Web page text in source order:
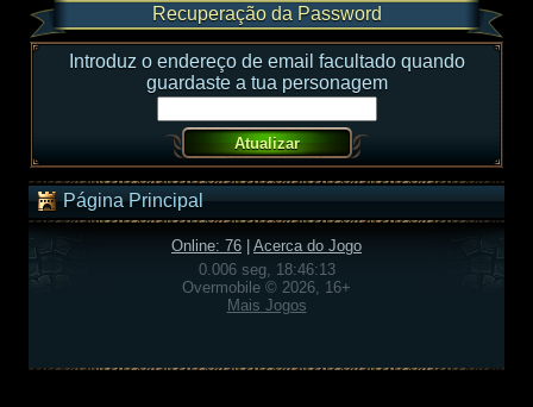
Recuperação da Password
Introduz o endereço de email facultado quando
guardaste a tua personagem
Página Principal
Online: 76
Acerca do Jogo
0.006 seg, 18:46:13
Overmobile © 2026, 16+
Mais Jogos